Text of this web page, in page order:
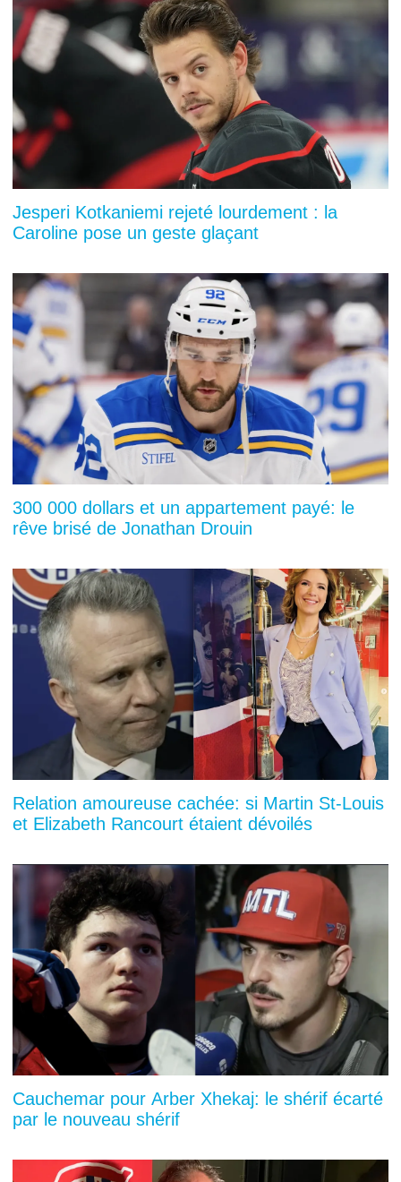
Jesperi Kotkaniemi rejeté lourdement : la
Caroline pose un geste glaçant
300 000 dollars et un appartement payé: le
rêve brisé de Jonathan Drouin
Relation amoureuse cachée: si Martin St-Louis
et Elizabeth Rancourt étaient dévoilés
Cauchemar pour Arber Xhekaj: le shérif écarté
par le nouveau shérif